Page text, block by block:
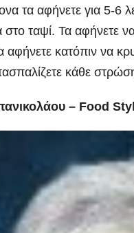
τα αφήνετε για 5-6
ταψί. Τα αφήνετε
αφήνετε κατόπιν να
κάθε
– Food